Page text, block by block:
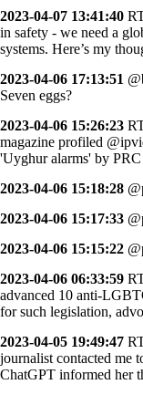
2023-04-07 13:41:40
in safety - we need a
systems. Here’s my
2023-04-06 17:13:51
Seven eggs?
2023-04-06 15:26:23
magazine profiled
'Uyghur alarms' by
2023-04-06 15:18:28
2023-04-06 15:17:33
2023-04-06 15:15:22
2023-04-06 06:33:59
advanced 10 anti-
for such legislation,
2023-04-05 19:49:47
journalist contacted me
ChatGPT informed her